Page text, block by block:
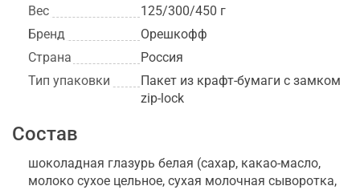
Вес
125/300/450 г
Бренд
Орешкофф
Страна
Россия
Тип упаковки
Пакет из крафт-бумаги с замком
zip-lock
Состав
шоколадная глазурь белая (сахар, какао-масло,
молоко сухое цельное, сухая молочная сыворотка,